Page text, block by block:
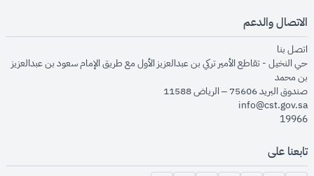
الاتصال والدعم
اتصل بنا
حي النخيل - تقاطع الأمير تركي بن عبدالعزيز الأول مع طريق الإمام سعود بن عبدالعزيز
بن محمد
صندوق البريد 75606 – الرياض 11588
info@cst.gov.sa
19966
تابعنا على